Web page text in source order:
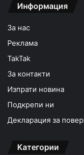
Информация
За нас
Реклама
TakTak
За контакти
Изпрати новина
Подкрепи ни
Декларация за
Категории